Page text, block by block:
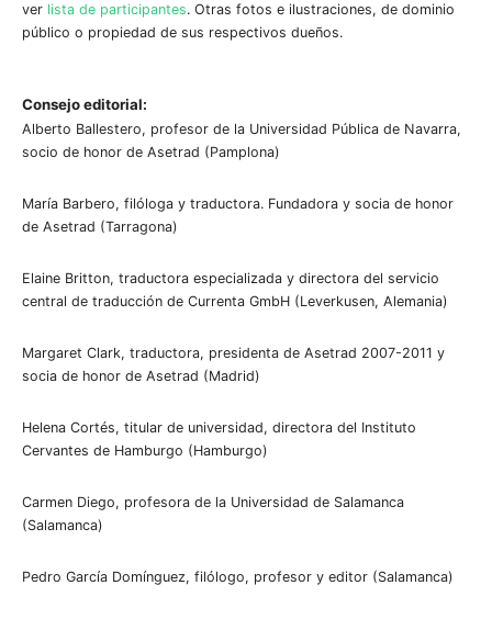
ver lista de participantes. Otras fotos e ilustraciones, de dominio
público o propiedad de sus respectivos dueños.
Consejo editorial:
Alberto Ballestero, profesor de la Universidad Pública de Navarra,
socio de honor de Asetrad (Pamplona)
María Barbero, filóloga y traductora. Fundadora y socia de honor
de Asetrad (Tarragona)
Elaine Britton, traductora especializada y directora del servicio
central de traducción de Currenta GmbH (Leverkusen, Alemania)
Margaret Clark, traductora, presidenta de Asetrad 2007-2011 y
socia de honor de Asetrad (Madrid)
Helena Cortés, titular de universidad, directora del Instituto
Cervantes de Hamburgo (Hamburgo)
Carmen Diego, profesora de la Universidad de Salamanca
(Salamanca)
Pedro García Domínguez, filólogo, profesor y editor (Salamanca)